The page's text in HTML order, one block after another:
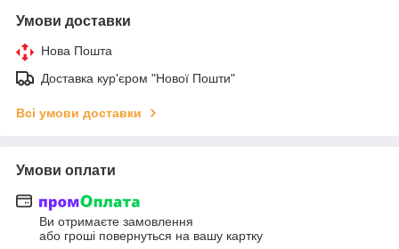
Умови доставки
Нова Пошта
Доставка кур'єром "Нової Пошти"
Всі умови доставки
Умови оплати
Ви отримаєте замовлення
або гроші повернуться на вашу картку